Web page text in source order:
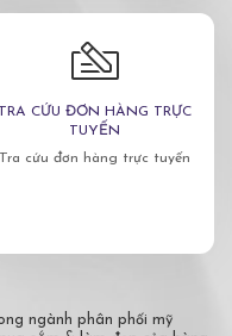
TRA CỨU ĐƠN HÀNG TRỰC
TUYẾN
Tra cứu đơn hàng trực tuyến
ngành phân phối mỹ